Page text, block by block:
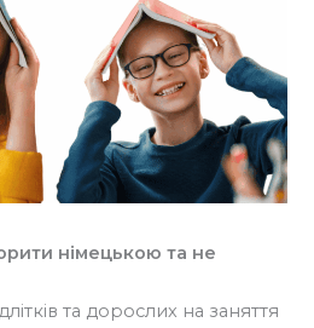
німецькою та не
та дорослих на заняття